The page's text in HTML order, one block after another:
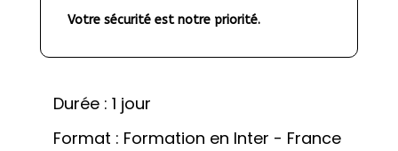
Votre sécurité est notre priorité.
Durée : 1 jour
Format : Formation en Inter - France